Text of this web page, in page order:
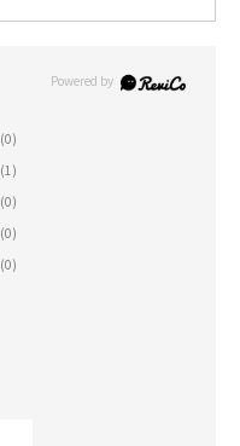
(0)
(1)
(0)
(0)
(0)